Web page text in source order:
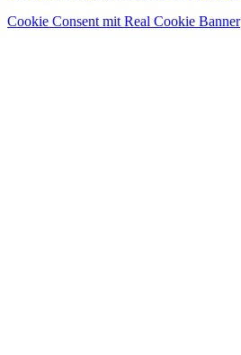
Cookie Consent mit Real Cookie Banner